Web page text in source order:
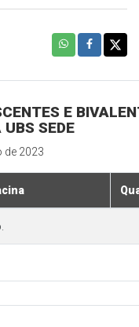
E
SEDE
de 2023